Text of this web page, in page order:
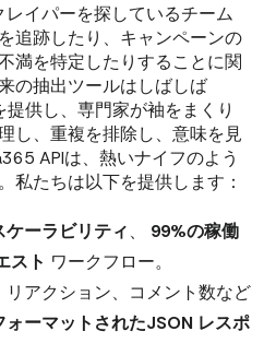
イパーを探しているチーム
追跡したり、キャンペーンの
満を特定したりすることに関
の抽出ツールはしばしば
供し、専門家が袖をまくり
し、重複を排除し、意味を見
APIは、熱いナイフのよう
私たちは以下を提供します：
ーラビリティ、 99%の稼働
スト ワークフロー。
アクション、コメント数など
ォーマットされたJSON レスポ